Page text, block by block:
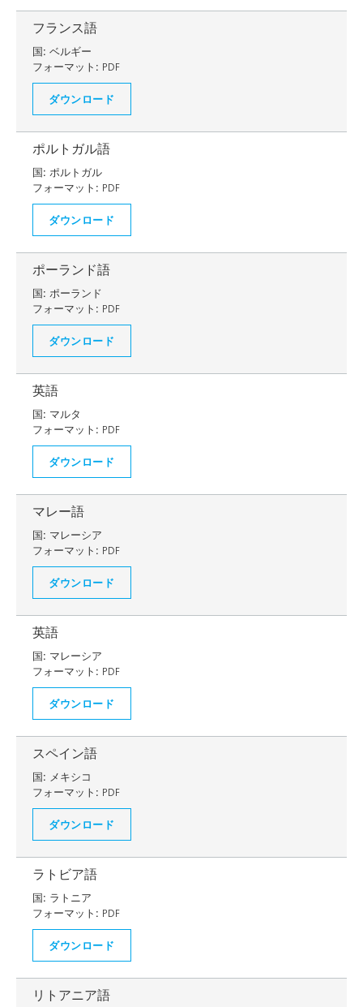
フランス語
国: ベルギー
フォーマット: PDF
ダウンロード
ポルトガル語
国: ポルトガル
フォーマット: PDF
ダウンロード
ポーランド語
国: ポーランド
フォーマット: PDF
ダウンロード
英語
国: マルタ
フォーマット: PDF
ダウンロード
マレー語
国: マレーシア
フォーマット: PDF
ダウンロード
英語
国: マレーシア
フォーマット: PDF
ダウンロード
スペイン語
国: メキシコ
フォーマット: PDF
ダウンロード
ラトビア語
国: ラトニア
フォーマット: PDF
ダウンロード
リトアニア語